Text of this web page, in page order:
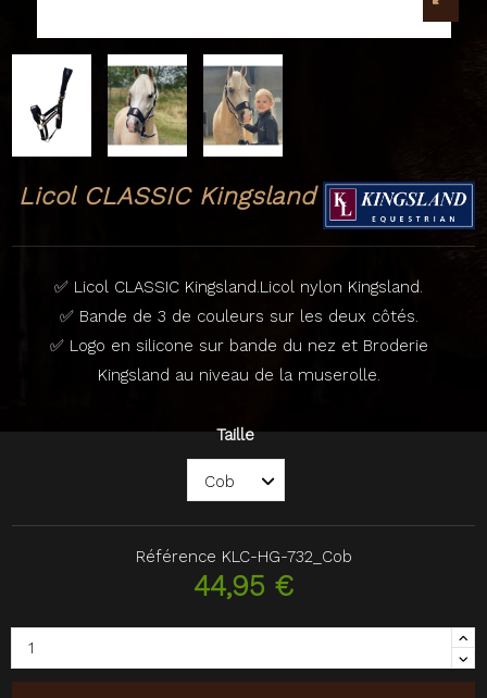
Licol CLASSIC Kingsland
✅ Licol CLASSIC Kingsland.Licol nylon Kingsland.
✅ Bande de 3 de couleurs sur les deux côtés.
✅ Logo en silicone sur bande du nez et Broderie
Kingsland au niveau de la muserolle.
Taille
Référence KLC-HG-732_Cob
44,95 €